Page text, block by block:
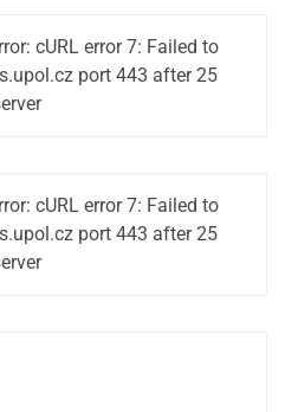
cURL error 7: Failed to
port 443 after 25
cURL error 7: Failed to
port 443 after 25